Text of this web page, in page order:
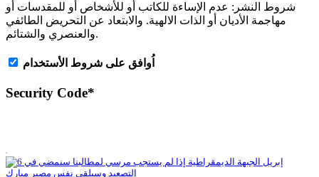
شروط النشر: عدم الإساءة للكاتب أو للأشخاص أو للمقدسات أو
مهاجمة الأديان أو الذات الالهية. والابتعاد عن التحريض الطائفي
والعنصري والشتائم.
اُوافق على شروط الأستخدام
Security Code*